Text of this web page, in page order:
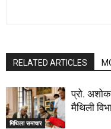
RELATED ARTICLES
मिथिला समाचार
प्रो.
मैथिली